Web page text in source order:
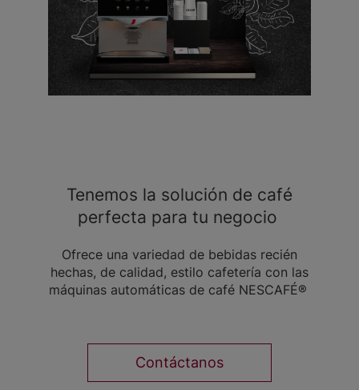
Tenemos la solución de café
perfecta para tu negocio
Ofrece una variedad de bebidas recién
hechas, de calidad, estilo cafetería con las
máquinas automáticas de café NESCAFÉ®
Contáctanos